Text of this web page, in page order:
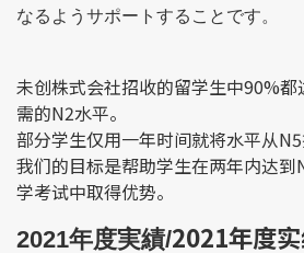
なるようサポートすることです。
未创株式会社招收的留学生中90%
需的N2水平。
部分学生仅用一年时间就将水平从N5
我们的目标是帮助学生在两年内达到
学考试中取得优势。
2021年度実績/2021年度